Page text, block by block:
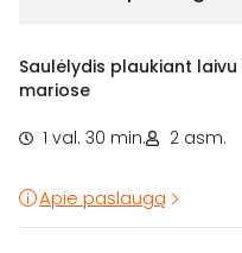
Saulėlydis plaukiant laivu
mariose
1 val. 30 min. 2 asm.
Apie paslaugą